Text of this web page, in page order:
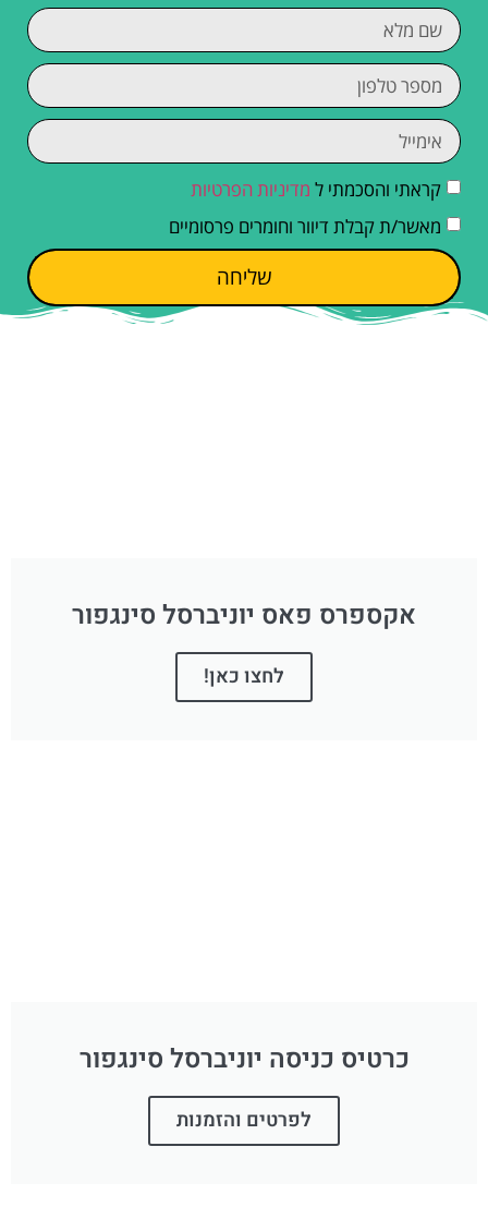
קראתי והסכמתי ל מדיניות הפרטיות
מאשר/ת קבלת דיוור וחומרים פרסומיים
שליחה
אקספרס פאס יוניברסל סינגפור
לחצו כאן!
כרטיס כניסה יוניברסל סינגפור
לפרטים והזמנות